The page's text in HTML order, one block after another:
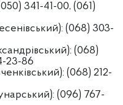
341-41-00, (061)
(068) 303-
(068)
23-86
(068) 212-
(096) 767-